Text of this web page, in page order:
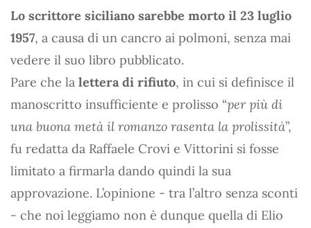
Lo scrittore siciliano sarebbe morto il 23 luglio
1957, a causa di un cancro ai polmoni, senza mai
vedere il suo libro pubblicato.
Pare che la lettera di rifiuto, in cui si definisce il
manoscritto insufficiente e prolisso “per più di
una buona metà il romanzo rasenta la prolissità”,
fu redatta da Raffaele Crovi e Vittorini si fosse
limitato a firmarla dando quindi la sua
approvazione. L’opinione - tra l’altro senza sconti
- che noi leggiamo non è dunque quella di Elio